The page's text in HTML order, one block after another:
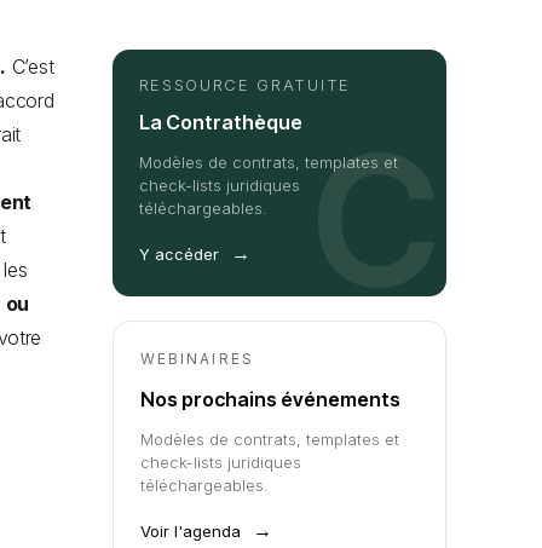
. C’est
RESSOURCE GRATUITE
La Contrathèque
Modèles de contrats, templates et
check-lists juridiques
téléchargeables.
Y accéder → C
WEBINAIRES
Nos prochains événements
Modèles de contrats, templates et
check-lists juridiques
téléchargeables.
Voir l'agenda →